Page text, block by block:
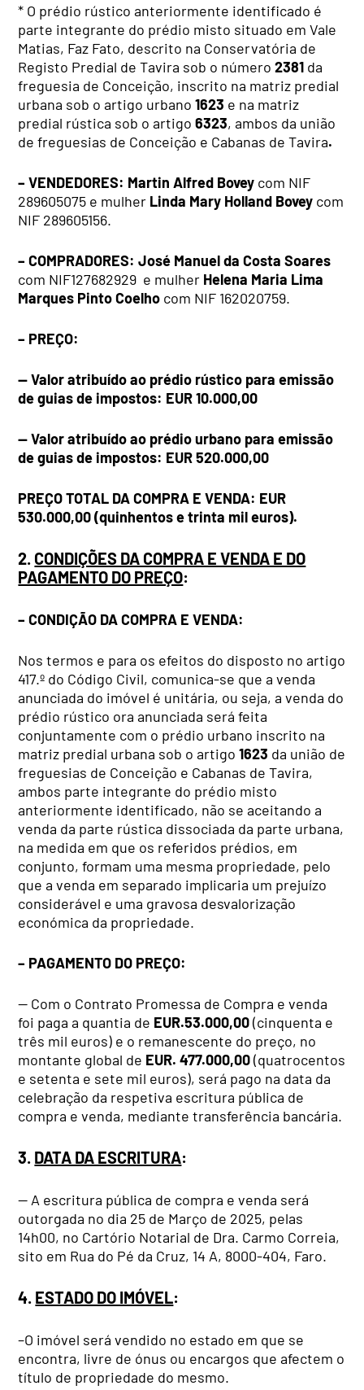
* O prédio rústico anteriormente identificado é
parte integrante do prédio misto situado em Vale
Matias, Faz Fato, descrito na Conservatória de
Registo Predial de Tavira sob o número2381 da
freguesia de Conceição, inscrito na matriz predial
urbana sob o artigo urbano1623 e na matriz
predial rústica sob o artigo6323, ambos da união
de freguesias de Conceição e Cabanas de Tavira.
– VENDEDORES: Martin Alfred Bovey com NIF
289605075 e mulher Linda Mary Holland Bovey com
NIF 289605156.
– COMPRADORES:José Manuel da Costa Soares
com NIF127682929 e mulher Helena Maria Lima
Marques Pinto Coelho com NIF 162020759.
– PREÇO:
— Valor atribuído ao prédio rústico para emissão
de guias de impostos: EUR 10.000,00
— Valor atribuído ao prédio urbano para emissão
de guias de impostos: EUR 520.000,00
PREÇO TOTAL DA COMPRA E VENDA: EUR
530.000,00 (quinhentos e trinta mil euros).
2. CONDIÇÕES DA COMPRA E VENDA E DO
PAGAMENTO DO PREÇO:
– CONDIÇÃO DA COMPRA E VENDA:
Nos termos e para os efeitos do disposto no artigo
417.º do Código Civil, comunica-se que a venda
anunciada do imóvel é unitária, ou seja, a venda do
prédio rústico ora anunciada será feita
conjuntamente com o prédio urbano inscrito na
matriz predial urbana sob o artigo1623 da união de
freguesias de Conceição e Cabanas de Tavira,
ambos parte integrante do prédio misto
anteriormente identificado, não se aceitando a
venda da parte rústica dissociada da parte urbana,
na medida em que os referidos prédios, em
conjunto, formam uma mesma propriedade, pelo
que a venda em separado implicaria um prejuízo
considerável e uma gravosa desvalorização
económica da propriedade.
– PAGAMENTO DO PREÇO:
— Com o Contrato Promessa de Compra e venda
foi paga a quantia de EUR.53.000,00(cinquenta e
três mil euros) e o remanescente do preço, no
montante global de EUR. 477.000,00(quatrocentos
e setenta e sete mil euros), será pago na data da
celebração da respetiva escritura pública de
compra e venda, mediante transferência bancária.
3. DATA DA ESCRITURA:
— A escritura pública de compra e venda será
outorgada no dia 25 de Março de 2025, pelas
14h00, no Cartório Notarial de Dra. Carmo Correia,
sito em Rua do Pé da Cruz, 14 A, 8000-404, Faro.
4. ESTADO DO IMÓVEL:
–O imóvel será vendido no estado em que se
encontra, livre de ónus ou encargos que afectem o
título de propriedade do mesmo.